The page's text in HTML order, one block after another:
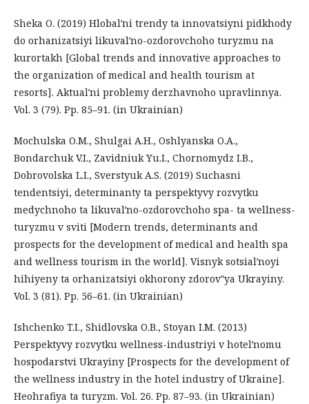
Sheka O. (2019) Hlobalʹni trendy ta innovatsiyni pidkhody
do orhanizatsiyi likuvalʹno-ozdorovchoho turyzmu na
kurortakh [Global trends and innovative approaches to
the organization of medical and health tourism at
resorts]. Aktualʹni problemy derzhavnoho upravlinnya.
Vol. 3 (79). Pp. 85–91. (in Ukrainian)
Mochulska O.M., Shulgai A.H., Oshlyanska O.A.,
Bondarchuk V.I., Zavidniuk Yu.I., Chornomydz I.B.,
Dobrovolska L.I., Sverstyuk A.S. (2019) Suchasni
tendentsiyi, determinanty ta perspektyvy rozvytku
medychnoho ta likuvalʹno-ozdorovchoho spa- ta wellness-
turyzmu v sviti [Modern trends, determinants and
prospects for the development of medical and health spa
and wellness tourism in the world]. Visnyk sotsialʹnoyi
hihiyeny ta orhanizatsiyi okhorony zdorovʺya Ukrayiny.
Vol. 3 (81). Pp. 56–61. (in Ukrainian)
Ishchenko T.I., Shidlovska O.B., Stoyan I.M. (2013)
Perspektyvy rozvytku wellness-industriyi v hotelʹnomu
hospodarstvi Ukrayiny [Prospects for the development of
the wellness industry in the hotel industry of Ukraine].
Heohrafiya ta turyzm. Vol. 26. Pp. 87–93. (in Ukrainian)